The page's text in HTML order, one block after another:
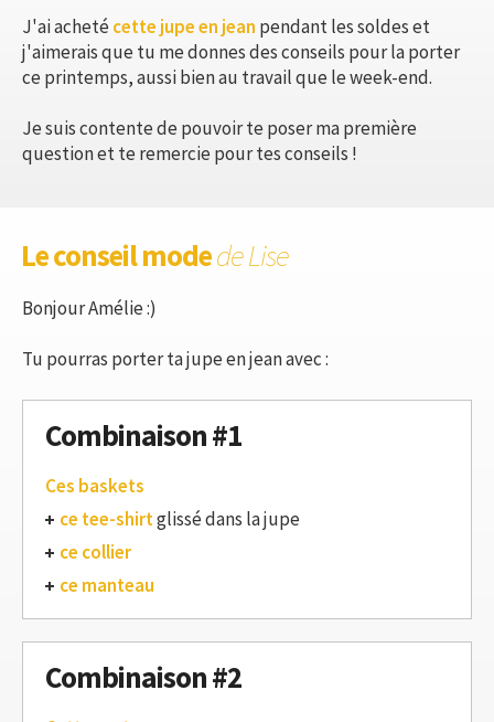
J'ai achetécette jupe en jean pendant les soldes et
j'aimerais que tu me donnes des conseils pour la porter
ce printemps, aussi bien au travail que le week-end.
Je suis contente de pouvoir te poser ma première
question et te remercie pour tes conseils !
Le conseil modede Lise
Bonjour Amélie :)
Tu pourras porter ta jupe en jean avec :
Combinaison #1
Ces baskets
ce tee-shirtglissé dans la jupe
ce collier
ce manteau
Combinaison #2